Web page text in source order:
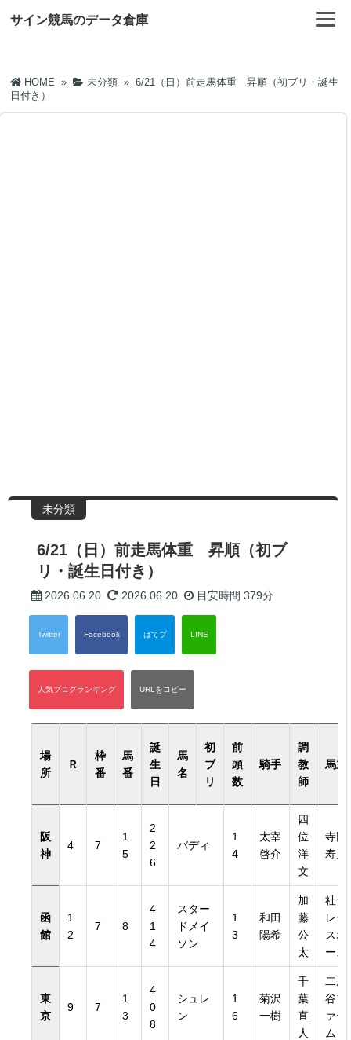
サイン競馬のデータ倉庫
HOME » 未分類 » 6/21（日）前走馬体重 昇順（初ブリ・誕生
日付き）
未分類
6/21（日）前走馬体重 昇順（初ブ
リ・誕生日付き）
2026.06.20 2026.06.20 目安時間 379分
場
所
Ｒ
枠
番
馬
番
誕
生
日
馬
名
初
ブ
リ
前
頭
数
騎手
調
教
師
馬主
阪
神
4 7
1
5
2
2
6
バディ
1
4
太宰
啓介
四
位
洋
文
寺田
寿男
函
館
1
2
7 8
4
1
4
スター
ドメイ
ソン
1
3
和田
陽希
加
藤
公
太
社台
レー
スホ
ース
東
京
9 7
1
3
4
0
8
シュレ
ン
1
6
菊沢
一樹
千
葉
直
人
二風
谷フ
ァー
ム